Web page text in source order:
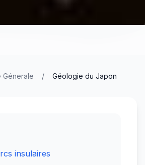
Génerale / Géologie du Japon
insulaires